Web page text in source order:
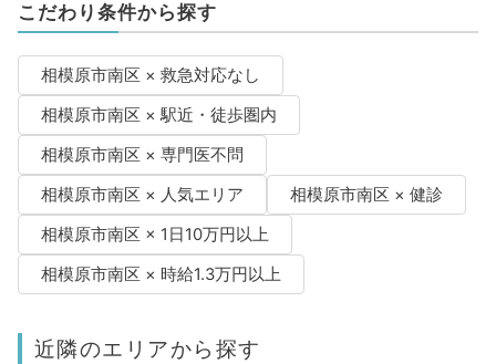
こだわり条件から探す
相模原市南区 × 救急対応なし
相模原市南区 × 駅近・徒歩圏内
相模原市南区 × 専門医不問
相模原市南区 × 人気エリア
相模原市南区 × 健診
相模原市南区 × 1日10万円以上
相模原市南区 × 時給1.3万円以上
近隣のエリアから探す